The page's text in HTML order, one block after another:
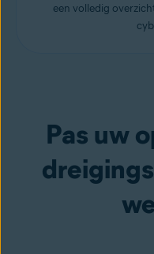
een volledig
Pas uw